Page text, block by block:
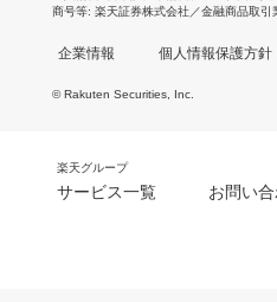
商号等 楽天証券株式会社／金融商品取
企業情報 個人情報保護方針
© Rakuten Securities, Inc.
楽天グループ
サービス一覧 お問い